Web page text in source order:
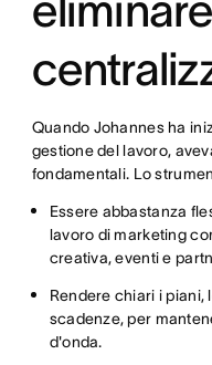
Quando Johannes ha
gestione del lavoro,
fondamentali. Lo
Essere abbastanza
lavoro di marketing
creativa, eventi e
Rendere chiari i piani,
scadenze, per
d'onda.